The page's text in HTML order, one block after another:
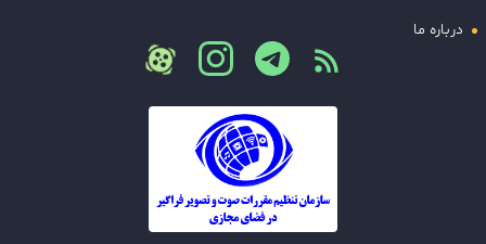
درباره ما